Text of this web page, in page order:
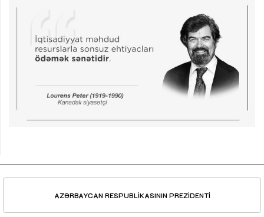
AZƏRBAYCAN RESPUBLİKASININ PREZİDENTİ